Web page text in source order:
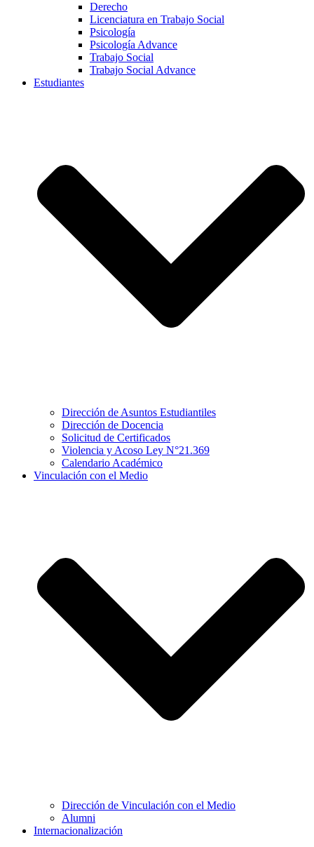
Derecho
Licenciatura en Trabajo Social
Psicología
Psicología Advance
Trabajo Social
Trabajo Social Advance
Estudiantes
Dirección de Asuntos Estudiantiles
Dirección de Docencia
Solicitud de Certificados
Violencia y Acoso Ley N°21.369
Calendario Académico
Vinculación con el Medio
Dirección de Vinculación con el Medio
Alumni
Internacionalización